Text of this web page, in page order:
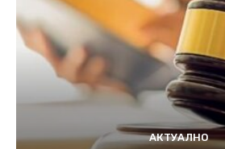
АКТУАЛНО